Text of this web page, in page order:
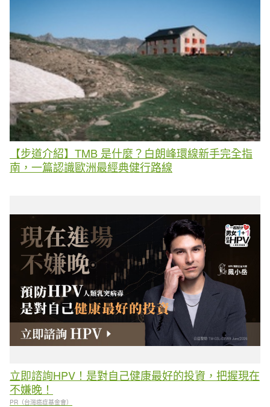
【步道介紹】TMB 是什麼？白朗峰環線新手完全指
南，一篇認識歐洲最經典健行路線
立即諮詢HPV！是對自己健康最好的投資，把握現在
不嫌晚！
PR（台灣癌症基金會）